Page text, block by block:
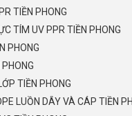
TIỀN PHONG
TÍM UV PPR TIỀN PHONG
PHONG
TIỀN PHONG
LUỒN DÂY VÀ CÁP TIỀN